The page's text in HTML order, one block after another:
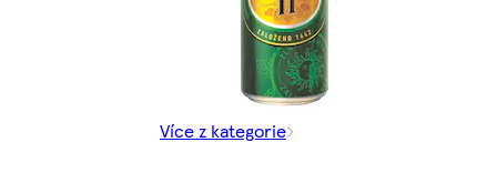
Více z kategorie